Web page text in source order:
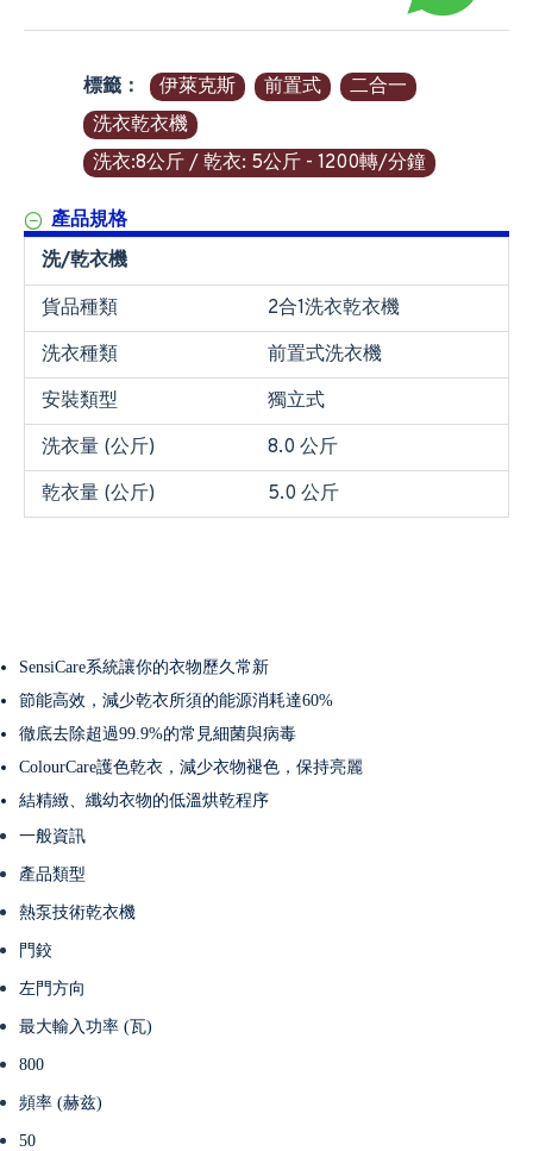
標籤： 伊萊克斯 前置式
二合一
洗衣乾衣機
洗衣:8公斤 / 乾衣: 5公斤 - 1200轉/分鐘
產品規格
洗/乾衣機
貨品種類
2合1洗衣乾衣機
洗衣種類
前置式洗衣機
安裝類型
獨立式
洗衣量 (公斤)
8.0 公斤
乾衣量 (公斤)
5.0 公斤
SensiCare系統讓你的衣物歷久常新
節能高效，減少乾衣所須的能源消耗達60%
徹底去除超過99.9%的常見細菌與病毒
ColourCare護色乾衣，減少衣物褪色，保持亮麗
結精緻、纖幼衣物的低溫烘乾程序
一般資訊
產品類型
熱泵技術乾衣機
門鉸
左門方向
最大輸入功率 (瓦)
800
頻率 (赫兹)
50